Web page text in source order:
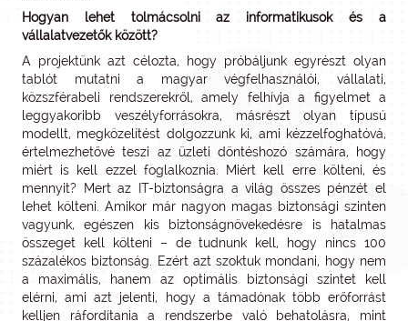
Hogyan lehet tolmácsolni az informatikusok és a
vállalatvezetők között?
A projektünk azt célozta, hogy próbáljunk egyrészt olyan
tablót mutatni a magyar végfelhasználói, vállalati,
közszférabeli rendszerekről, amely felhívja a figyelmet a
leggyakoribb veszélyforrásokra, másrészt olyan típusú
modellt, megközelítést dolgozzunk ki, ami kézzelfoghatóvá,
értelmezhetővé teszi az üzleti döntéshozó számára, hogy
miért is kell ezzel foglalkoznia. Miért kell erre költeni, és
mennyit? Mert az IT-biztonságra a világ összes pénzét el
lehet költeni. Amikor már nagyon magas biztonsági szinten
vagyunk, egészen kis biztonságnövekedésre is hatalmas
összeget kell költeni – de tudnunk kell, hogy nincs 100
százalékos biztonság. Ezért azt szoktuk mondani, hogy nem
a maximális, hanem az optimális biztonsági szintet kell
elérni, ami azt jelenti, hogy a támadónak több erőforrást
kelljen ráfordítania a rendszerbe való behatolásra, mint